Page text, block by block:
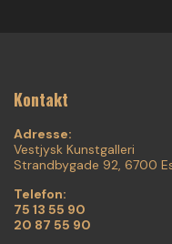
Kontakt
Adresse:
Vestjysk Kunstgalleri
Strandbygade 92, 6700
Telefon:
75 13 55 90
20 87 55 90